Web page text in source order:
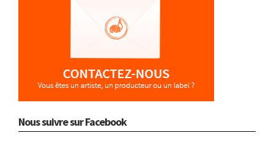
Nous suivre sur Facebook